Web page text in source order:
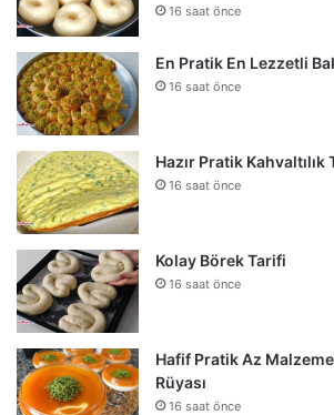
16 saat önce
En Pratik En Lezzetli
16 saat önce
Hazır Pratik Kahvaltılık
16 saat önce
Kolay Börek Tarifi
16 saat önce
Hafif Pratik Az
Rüyası
16 saat önce